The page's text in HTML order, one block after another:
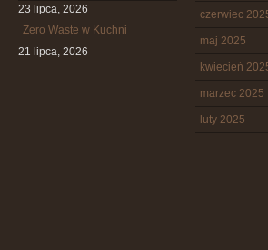
23 lipca, 2026
Zero Waste w Kuchni
21 lipca, 2026
czerwiec
maj 2025
kwiecień
marzec 2025
luty 2025